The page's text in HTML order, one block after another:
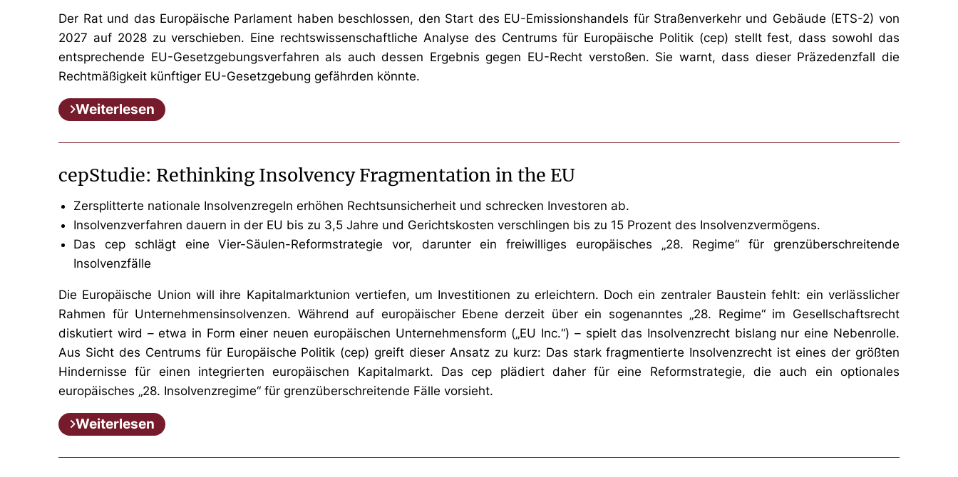
Der Rat und das Europäische Parlament haben beschlossen, den Start des EU-Emissionshandels für Straßenverkehr und Gebäude (ETS-2) von
2027 auf 2028 zu verschieben. Eine rechtswissenschaftliche Analyse des Centrums für Europäische Politik (cep) stellt fest, dass sowohl das
entsprechende EU-Gesetzgebungsverfahren als auch dessen Ergebnis gegen EU-Recht verstoßen. Sie warnt, dass dieser Präzedenzfall die
Rechtmäßigkeit künftiger EU-Gesetzgebung gefährden könnte.
Weiterlesen
cepStudie: Rethinking Insolvency Fragmentation in the EU
Zersplitterte nationale Insolvenzregeln erhöhen Rechtsunsicherheit und schrecken Investoren ab.
Insolvenzverfahren dauern in der EU bis zu 3,5 Jahre und Gerichtskosten verschlingen bis zu 15 Prozent des Insolvenzvermögens.
Das cep schlägt eine Vier-Säulen-Reformstrategie vor, darunter ein freiwilliges europäisches „28. Regime“ für grenzüberschreitende
Insolvenzfälle
Die Europäische Union will ihre Kapitalmarktunion vertiefen, um Investitionen zu erleichtern. Doch ein zentraler Baustein fehlt: ein verlässlicher
Rahmen für Unternehmensinsolvenzen. Während auf europäischer Ebene derzeit über ein sogenanntes „28. Regime“ im Gesellschaftsrecht
diskutiert wird – etwa in Form einer neuen europäischen Unternehmensform („EU Inc.“) – spielt das Insolvenzrecht bislang nur eine Nebenrolle.
Aus Sicht des Centrums für Europäische Politik (cep) greift dieser Ansatz zu kurz: Das stark fragmentierte Insolvenzrecht ist eines der größten
Hindernisse für einen integrierten europäischen Kapitalmarkt. Das cep plädiert daher für eine Reformstrategie, die auch ein optionales
europäisches „28. Insolvenzregime“ für grenzüberschreitende Fälle vorsieht.
Weiterlesen